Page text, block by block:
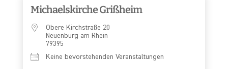
Michaelskirche Grißheim
Obere Kirchstraße 20
Neuenburg am Rhein
79395
Keine bevorstehenden Veranstaltungen